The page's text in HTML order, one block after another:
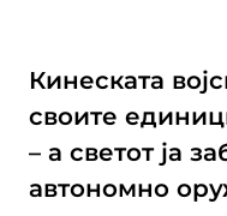
Кинеската
своите
– а светот ја
автономно